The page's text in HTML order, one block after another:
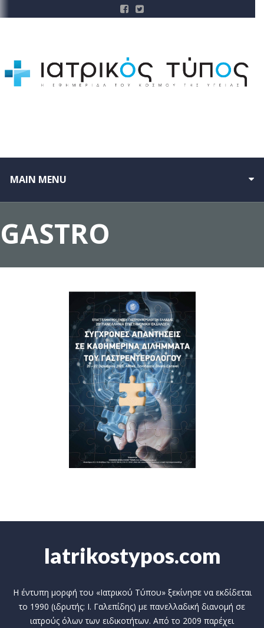
MAIN MENU
GASTRO
Iatrikostypos.com
Η έντυπη μορφή του «Ιατρικού Τύπου» ξεκίνησε να εκδίδεται
το 1990 (ιδρυτής: Ι. Γαλεπίδης) με πανελλαδική διανομή σε
ιατρούς όλων των ειδικοτήτων. Από το 2009 παρέχει